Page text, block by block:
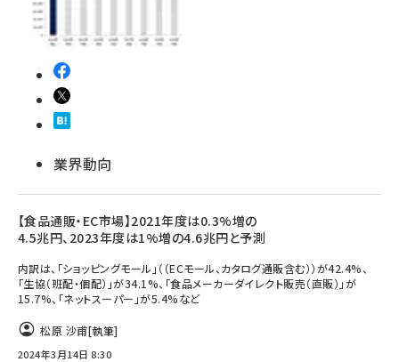
業界動向
【食品通販・EC市場】2021年度は0.3%増の
4.5兆円、2023年度は1%増の4.6兆円と予測
内訳は、「ショッピングモール」（（ECモール、カタログ通販含む））が42.4%、
「生協（班配・個配）」が34.1%、「食品メーカーダイレクト販売（直販）」が
15.7%、「ネットスーパー」が5.4%など
松原 沙甫[執筆]
2024年3月14日 8:30